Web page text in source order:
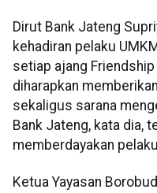
Dirut Bank Jateng
kehadiran pelaku
setiap ajang
diharapkan
sekaligus sarana
Bank Jateng, kata dia,
memberdayakan
Ketua Yayasan